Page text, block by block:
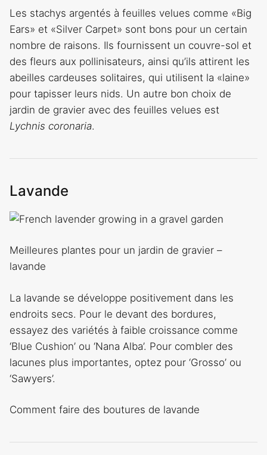
Les stachys argentés à feuilles velues comme «Big
Ears» et «Silver Carpet» sont bons pour un certain
nombre de raisons. Ils fournissent un couvre-sol et
des fleurs aux pollinisateurs, ainsi qu’ils attirent les
abeilles cardeuses solitaires, qui utilisent la «laine»
pour tapisser leurs nids. Un autre bon choix de
jardin de gravier avec des feuilles velues est
Lychnis coronaria.
Lavande
Meilleures plantes pour un jardin de gravier –
lavande
La lavande se développe positivement dans les
endroits secs. Pour le devant des bordures,
essayez des variétés à faible croissance comme
‘Blue Cushion’ ou ‘Nana Alba’. Pour combler des
lacunes plus importantes, optez pour ‘Grosso’ ou
‘Sawyers’.
Comment faire des boutures de lavande